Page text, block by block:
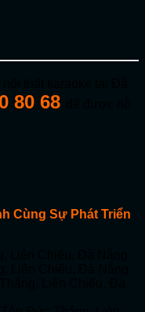
80 68
Cùng Sự Phát Triển